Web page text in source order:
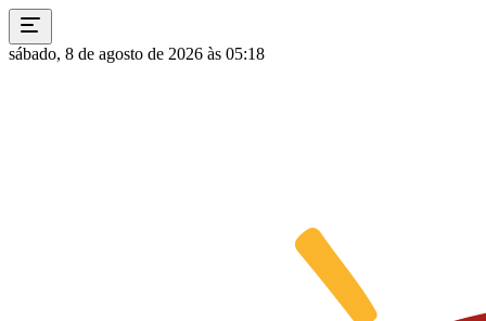
sábado, 8 de agosto de 2026 às 05:18